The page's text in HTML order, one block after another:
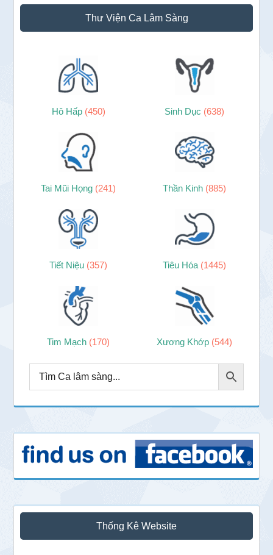
Thư Viện Ca Lâm Sàng
Hô Hấp (450) Sinh Dục (638)
Tai Mũi Họng (241) Thần Kinh (885)
Tiết Niệu (357) Tiêu Hóa (1445)
Tim Mạch (170) Xương Khớp (544)
Thống Kê Website